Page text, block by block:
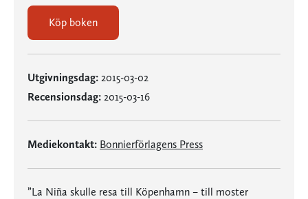
Köp boken
Utgivningsdag: 2015-03-02
Recensionsdag: 2015-03-16
Mediekontakt: Bonnierförlagens Press
”La Niña skulle resa till Köpenhamn – till moster